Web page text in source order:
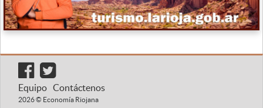
Equipo Contáctenos
2026 © Economía Riojana